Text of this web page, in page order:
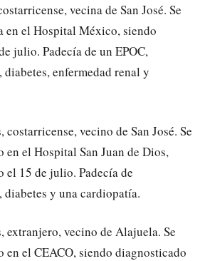
vecina de San José. Se
en el Hospital México, siendo
julio. Padecía de un EPOC,
enfermedad renal y
costarricense, vecino de San José. Se
en el Hospital San Juan de Dios,
el 15 de julio. Padecía de
y una cardiopatía.
extranjero, vecino de Alajuela. Se
en el CEACO, siendo diagnosticado